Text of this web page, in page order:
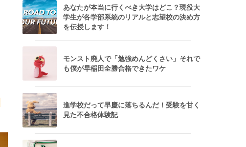
あなたが本当に行くべき大学はどこ？現役大
学生が各学部系統のリアルと志望校の決め方
を伝授します！
モンスト廃人で「勉強めんどくさい」それで
も僕が早稲田全勝合格できたワケ
進学校だって早慶に落ちるんだ！受験を甘く
見た不合格体験記